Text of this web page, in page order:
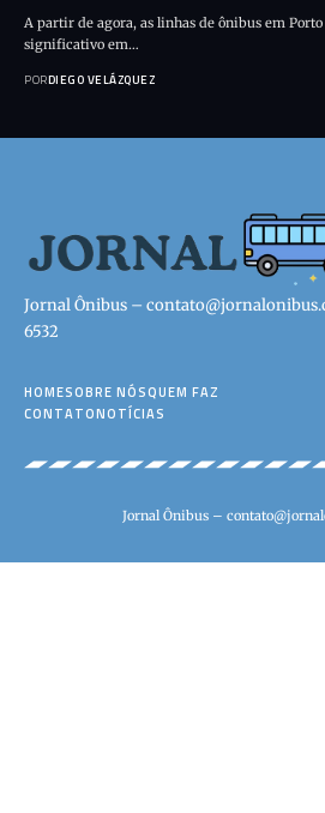
A partir de agora, as linhas de ônibus em
significativo em…
PORDIEGO VELÁZQUEZ
Jornal Ônibus –
6532
HOMESOBRE NÓSQUEM FAZ
CONTATONOTÍCIAS
Jornal Ônibus –